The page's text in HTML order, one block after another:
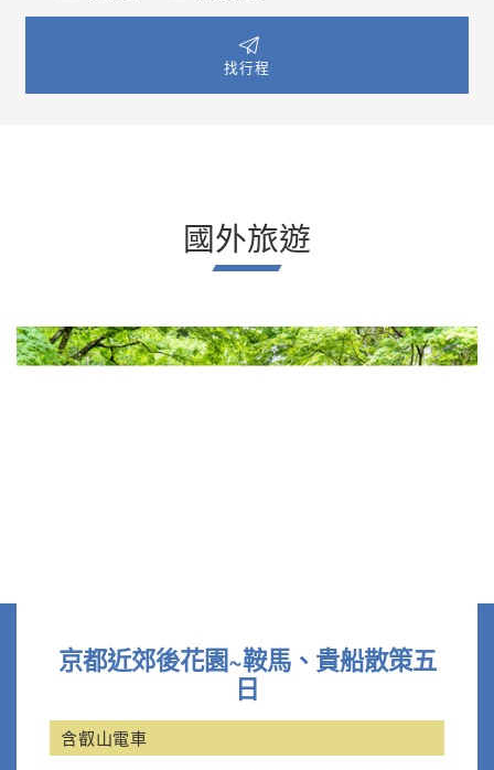
找行程
國外旅遊
京都近郊後花園~鞍馬、貴船散策五
日
含叡山電車